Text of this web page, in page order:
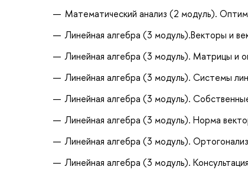
Математический анализ (2 модуль).
Линейная алгебра (3 модуль).Векторы и
Линейная алгебра (3 модуль). Матрицы и
Линейная алгебра (3 модуль). Системы
Линейная алгебра (3 модуль).
Линейная алгебра (3 модуль). Норма
Линейная алгебра (3 модуль).
Линейная алгебра (3 модуль).